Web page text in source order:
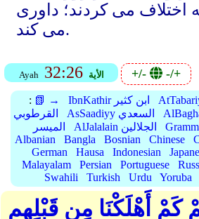
اختلاف می کردند؛ داوری
می کند.
Ayah 32:26 الأية +/- -/+
: 📗 → IbnKathir ابن كثير
القرطوبي
AsSaadiyy السعدي
الميسر
AlJalalain الجلالين
Albanian
Bangla Bosnian Chinese
German
Hausa Indonesian
Malayalam
Persian Portuguese
Swahili
Turkish Urdu Yoruba
كَمْ أَهْلَكْنَا مِن قَبْلِهِم